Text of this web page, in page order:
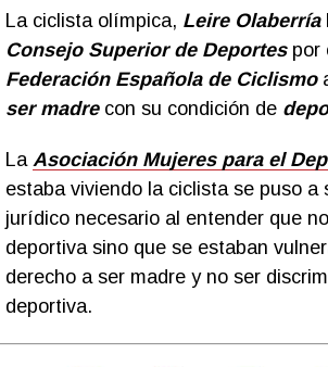
La ciclista olímpica, Leire Olaberría
Consejo Superior de Deportespor
Federación Española de Ciclismo
ser madrecon su condición de
La Asociación Mujeres para el
estaba viviendo la ciclista se puso
jurídico necesario al entender que
deportiva sino que se estaban
derecho a ser madre y no ser
deportiva.